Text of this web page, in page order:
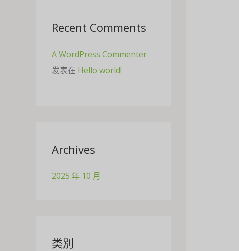
Recent Comments
A WordPress Commenter
发表在 Hello world!
Archives
2025 年 10 月
类別